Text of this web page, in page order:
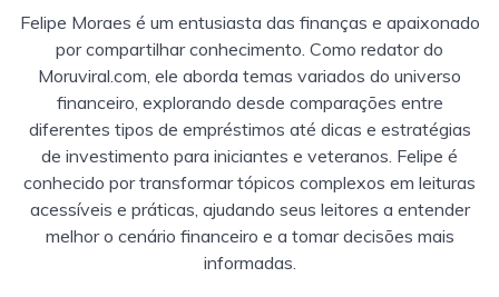
Felipe Moraes é um entusiasta das finanças e apaixonado
por compartilhar conhecimento. Como redator do
Moruviral.com, ele aborda temas variados do universo
financeiro, explorando desde comparações entre
diferentes tipos de empréstimos até dicas e estratégias
de investimento para iniciantes e veteranos. Felipe é
conhecido por transformar tópicos complexos em leituras
acessíveis e práticas, ajudando seus leitores a entender
melhor o cenário financeiro e a tomar decisões mais
informadas.